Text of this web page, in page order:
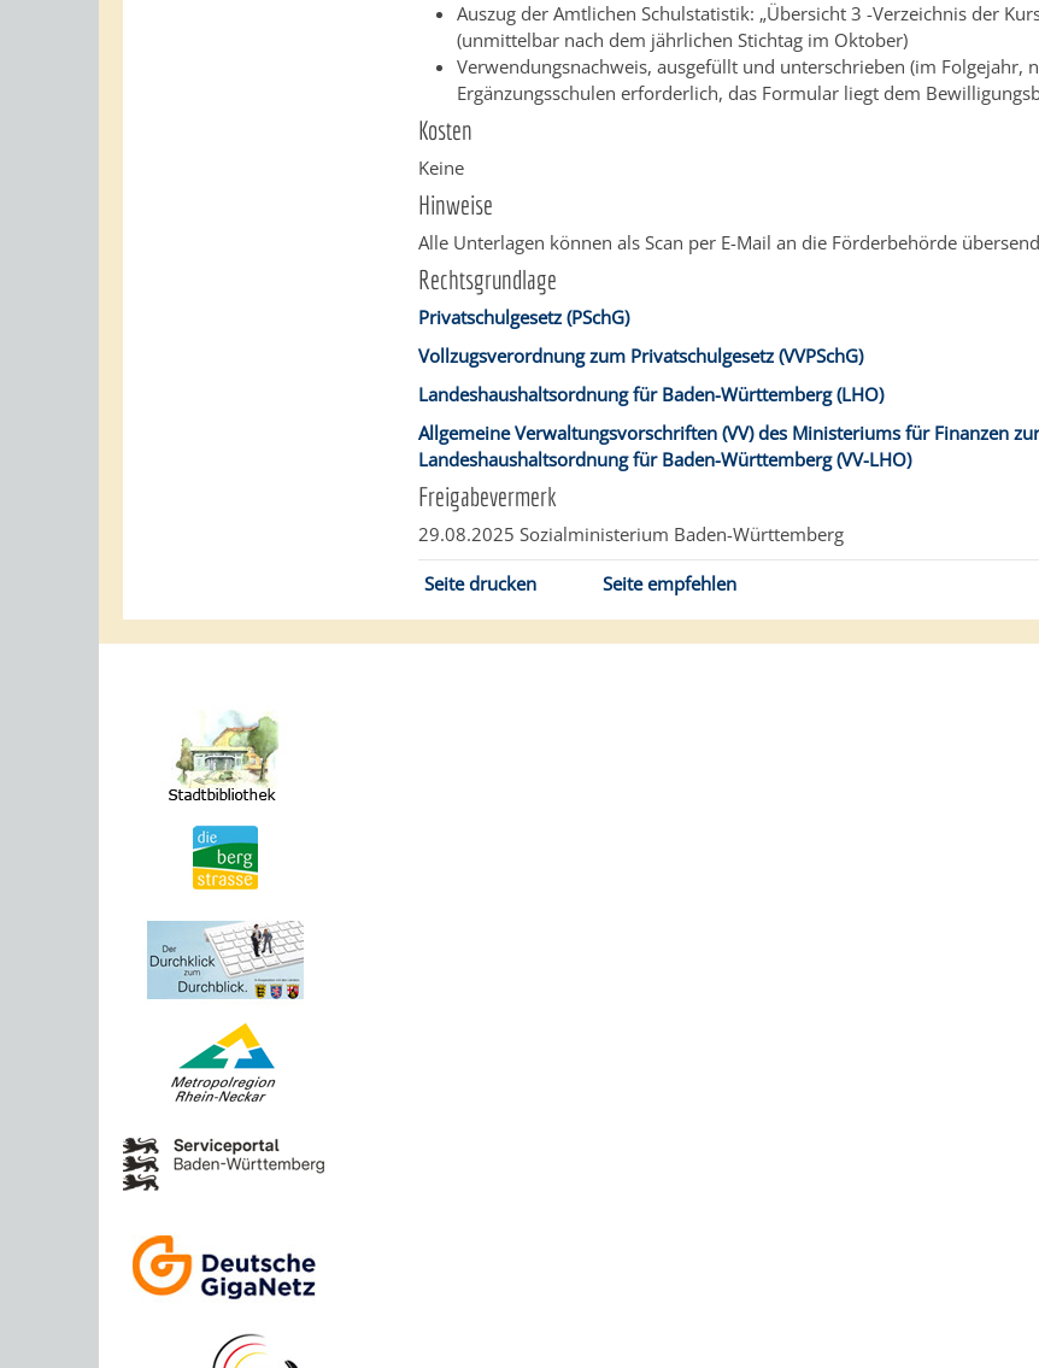
Auszug der Amtlichen Schulstatistik: „Übersicht 3 -Verzeichnis der
(unmittelbar nach dem jährlichen Stichtag im Oktober)
Verwendungsnachweis, ausgefüllt und unterschrieben (im Folgejahr,
Ergänzungsschulen erforderlich, das Formular liegt dem
Kosten
Keine
Hinweise
Alle Unterlagen können als Scan per E-Mail an die Förderbehörde
Rechtsgrundlage
Privatschulgesetz (PSchG)
Vollzugsverordnung zum Privatschulgesetz (VVPSchG)
Landeshaushaltsordnung für Baden-Württemberg (LHO)
Allgemeine Verwaltungsvorschriften (VV) des Ministeriums für Finanzen
Landeshaushaltsordnung für Baden-Württemberg (VV-LHO)
Freigabevermerk
29.08.2025 Sozialministerium Baden-Württemberg
Seite drucken Seite empfehlen